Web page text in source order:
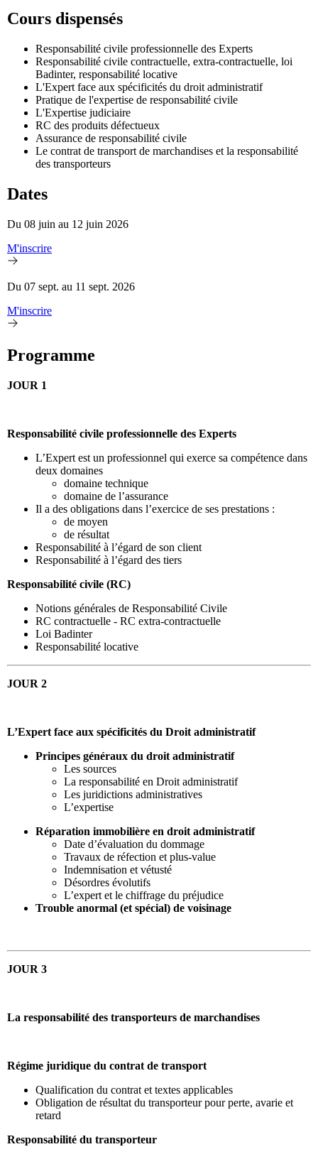
Cours dispensés
Responsabilité civile professionnelle des Experts
Responsabilité civile contractuelle, extra-contractuelle, loi
Badinter, responsabilité locative
L'Expert face aux spécificités du droit administratif
Pratique de l'expertise de responsabilité civile
L'Expertise judiciaire
RC des produits défectueux
Assurance de responsabilité civile
Le contrat de transport de marchandises et la responsabilité
des transporteurs
Dates
Du 08 juin au 12 juin 2026
M'inscrire
Du 07 sept. au 11 sept. 2026
M'inscrire
Programme
JOUR 1
Responsabilité civile professionnelle des Experts
L’Expert est un professionnel qui exerce sa compétence dans
deux domaines
domaine technique
domaine de l’assurance
Il a des obligations dans l’exercice de ses prestations :
de moyen
de résultat
Responsabilité à l’égard de son client
Responsabilité à l’égard des tiers
Responsabilité civile (RC)
Notions générales de Responsabilité Civile
RC contractuelle - RC extra-contractuelle
Loi Badinter
Responsabilité locative
JOUR 2
L’Expert face aux spécificités du Droit administratif
Principes généraux du droit administratif
Les sources
La responsabilité en Droit administratif
Les juridictions administratives
L’expertise
Réparation immobilière en droit administratif
Date d’évaluation du dommage
Travaux de réfection et plus-value
Indemnisation et vétusté
Désordres évolutifs
L’expert et le chiffrage du préjudice
Trouble anormal (et spécial) de voisinage
JOUR 3
La responsabilité des transporteurs de marchandises
Régime juridique du contrat de transport
Qualification du contrat et textes applicables
Obligation de résultat du transporteur pour perte, avarie et
retard
Responsabilité du transporteur